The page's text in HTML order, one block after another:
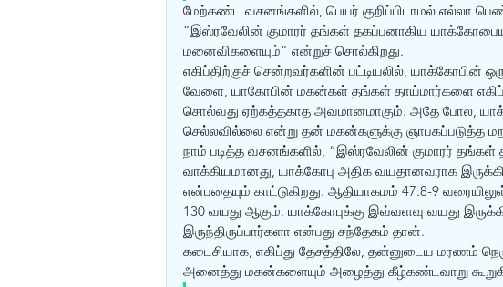
மேற்கண்ட வசனங்களில், பெயர் குறிப்பிடாமல் எல்லா
“இஸ்ரவேலின் குமாரர் தங்கள் தகப்பனாகிய
மனைவிகளையும்” என்றுச் சொல்கிறது.
எகிப்திற்குச் சென்றவர்களின் பட்டியலில், யாக்கோபின்
வேளை, யாகோபின் மகன்கள் தங்கள் தாய்மார்களை
சொல்வது ஏற்கத்தகாத அவமானமாகும். அதே போல,
செல்லவில்லை என்று தன் மகன்களுக்கு ஞாபகப்படுத்த
நாம் படித்த வசனங்களில், “இஸ்ரவேலின் குமாரர்
வாக்கியமானது, யாக்கோபு அதிக வயதானவராக
என்பதையும் காட்டுகிறது. ஆதியாகமம் 47:8-9
130 வயது ஆகும். யாக்கோபுக்கு இவ்வளவு வயது
இருந்திருப்பார்களா என்பது சந்தேகம் தான்.
கடைசியாக, எகிப்து தேசத்திலே, தன்னுடைய மரணம்
அனைத்து மகன்களையும் அழைத்து கீழ்கண்டவாறு